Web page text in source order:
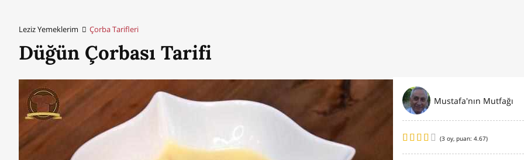
Leziz Yemeklerim Çorba Tarifleri
Düğün Çorbası Tarifi
Mustafa'nın Mutfağı
(3 oy, puan: 4.67)